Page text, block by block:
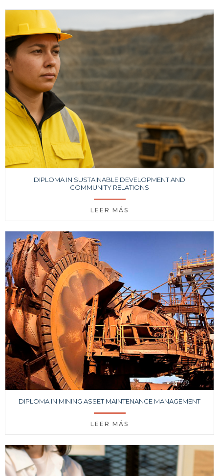
DIPLOMA IN SUSTAINABLE DEVELOPMENT AND
COMMUNITY RELATIONS
LEER MÁS
DIPLOMA IN MINING ASSET MAINTENANCE MANAGEMENT
LEER MÁS